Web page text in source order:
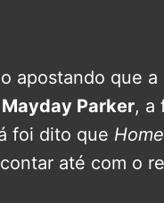
apostando que
Mayday Parker, a
foi dito que
até com o